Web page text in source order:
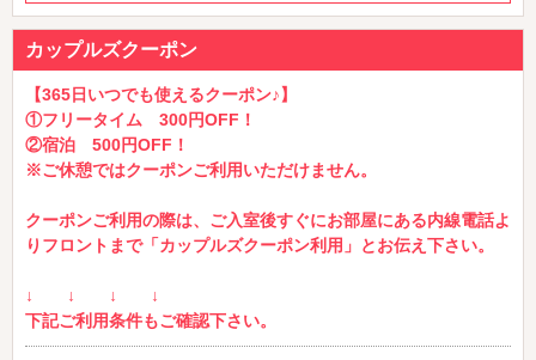
カップルズクーポン
【365日いつでも使えるクーポン♪】
①フリータイム 300円OFF！
②宿泊 500円OFF！
※ご休憩ではクーポンご利用いただけません。
クーポンご利用の際は、ご入室後すぐにお部屋にある内線電話よ
りフロントまで「カップルズクーポン利用」とお伝え下さい。
↓ ↓ ↓ ↓
下記ご利用条件もご確認下さい。